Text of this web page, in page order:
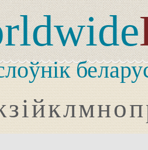
зійклмноп